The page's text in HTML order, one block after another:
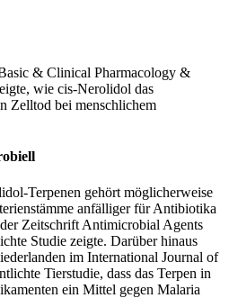
& Clinical Pharmacology &
wie cis-Nerolidol das
Zelltod bei menschlichem
Terpenen gehört möglicherweise
anfälliger für Antibiotika
Zeitschrift Antimicrobial Agents
Studie zeigte. Darüber hinaus
im International Journal of
Tierstudie, dass das Terpen in
ein Mittel gegen Malaria